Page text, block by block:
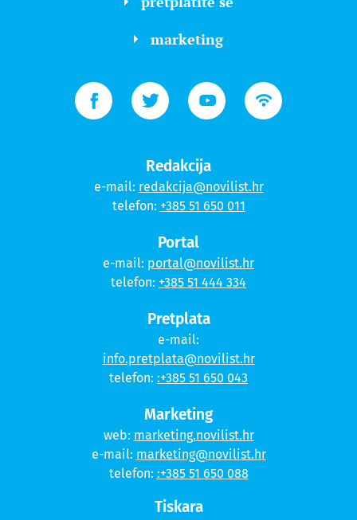
marketing
Redakcija
e-mail: redakcija@novilist.hr
telefon: +385 51 650 011
Portal
e-mail: portal@novilist.hr
telefon: +385 51 444 334
Pretplata
e-mail:
info.pretplata@novilist.hr
telefon: :+385 51 650 043
Marketing
web: marketing.novilist.hr
e-mail: marketing@novilist.hr
telefon: :+385 51 650 088
Tiskara